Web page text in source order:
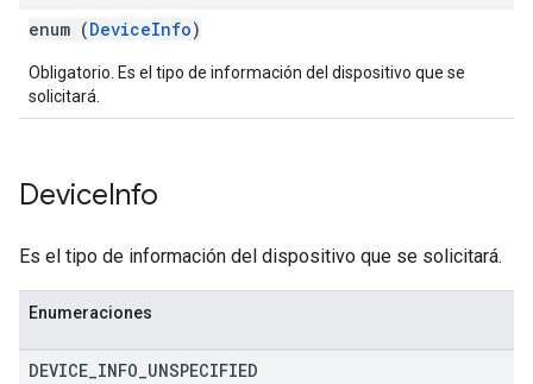
enum (DeviceInfo)
Obligatorio. Es el tipo de información del dispositivo que se
solicitará.
DeviceInfo
Es el tipo de información del dispositivo que se solicitará.
Enumeraciones
DEVICE INFO UNSPECIFIED